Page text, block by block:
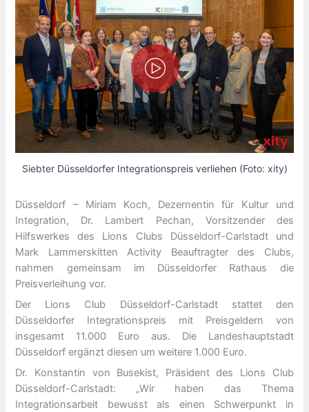
Siebter Düsseldorfer Integrationspreis verliehen (Foto: xity)
Düsseldorf – Miriam Koch, Dezernentin für Kultur und
Integration, Dr. Lambert Pechan, Vorsitzender des
Hilfswerkes des Lions Clubs Düsseldorf-Carlstadt und
Mark Lammerskitten Activity Beauftragter des Clubs,
nahmen gemeinsam im Düsseldorfer Rathaus die
Preisverleihung vor.
Der Lions Club Düsseldorf-Carlstadt stattet den
Düsseldorfer Integrationspreis mit Preisgeldern von
insgesamt 11.000 Euro aus. Die Landeshauptstadt
Düsseldorf ergänzt diesen um weitere 1.000 Euro.
Dr. Konstantin von Busekist, Präsident des Lions Club
Düsseldorf-Carlstadt: „Wir haben das Thema
Integrationsarbeit bewusst als einen Schwerpunkt in